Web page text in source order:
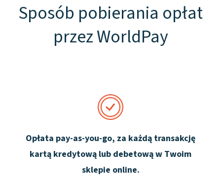
Sposób pobierania opłat
przez WorldPay
Opłata pay-as-you-go, za każdą transakcję
kartą kredytową lub debetową w Twoim
sklepie online.